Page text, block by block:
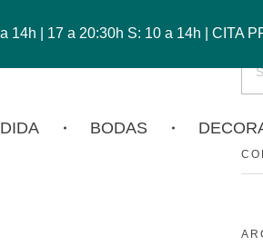
14h | 17 a 20:30h S: 10 a 14h | CITA
BODAS